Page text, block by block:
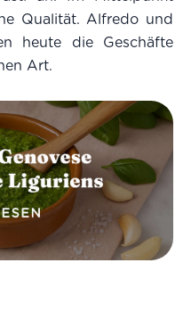
Qualität. Alfredo und
heute die Geschäfte
Art.